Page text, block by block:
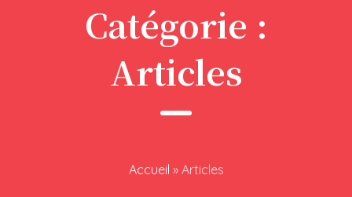
Catégorie :
Articles
Accueil » Articles